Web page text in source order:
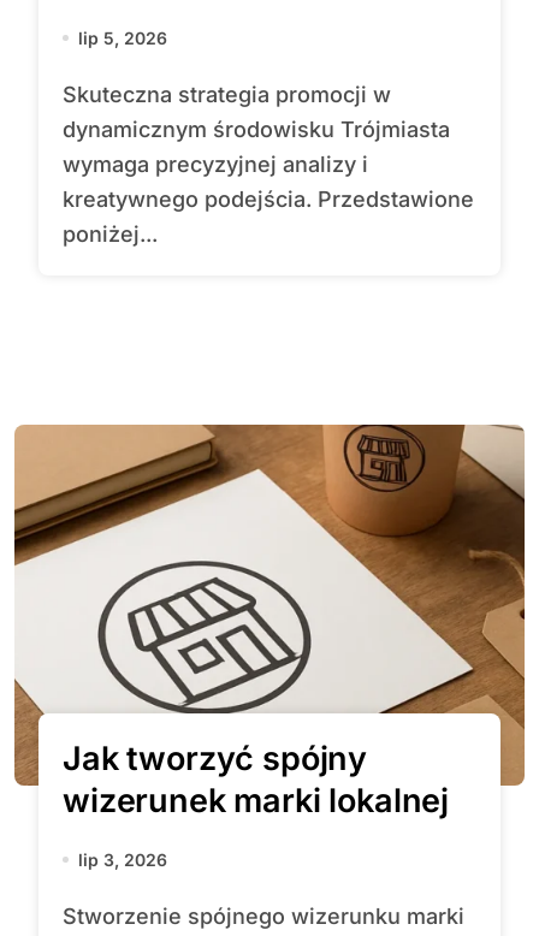
lip 5, 2026
Skuteczna strategia promocji w
dynamicznym środowisku Trójmiasta
wymaga precyzyjnej analizy i
kreatywnego podejścia. Przedstawione
poniżej...
Jak tworzyć spójny
wizerunek marki lokalnej
lip 3, 2026
Stworzenie spójnego wizerunku marki